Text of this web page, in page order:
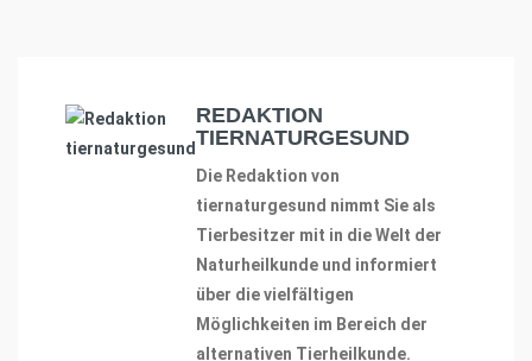
REDAKTION
TIERNATURGESUND
Die Redaktion von
tiernaturgesund nimmt Sie als
Tierbesitzer mit in die Welt der
Naturheilkunde und informiert
über die vielfältigen
Möglichkeiten im Bereich der
alternativen Tierheilkunde.